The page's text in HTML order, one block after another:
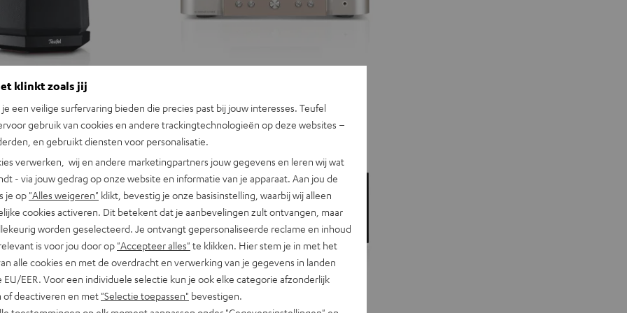
klinkt zoals jij
je een veilige surfervaring bieden die precies past bij jouw interesses. Teufel
gebruik van cookies en andere trackingtechnologieën op deze websites –
en gebruikt diensten voor personalisatie.
verwerken, wij en andere marketingpartners jouw gegevens en leren wij wat
- via jouw gedrag op onze website en informatie van je apparaat. Aan jou de
je op "Alles weigeren" klikt, bevestig je onze basisinstelling, waarbij wij alleen
cookies activeren. Dit betekent dat je aanbevelingen zult ontvangen, maar
worden geselecteerd. Je ontvangt gepersonaliseerde reclame en inhoud
is voor jou door op "Accepteer alles" te klikken. Hier stem je in met het
alle cookies en met de overdracht en verwerking van je gegevens in landen
EU/EER. Voor een individuele selectie kun je ook elke categorie afzonderlijk
of deactiveren en met "Selectie toepassen" bevestigen.